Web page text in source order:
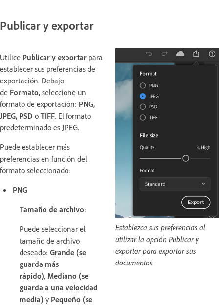
Publicar y exportar
Utilice Publicar y exportar para
establecer sus preferencias de
exportación. Debajo
de Formato, seleccione un
formato de exportación: PNG,
JPEG, PSD o TIFF. El formato
predeterminado es JPEG.
Puede establecer más
preferencias en función del
formato seleccionado:
PNG
Tamaño de archivo:
Puede seleccionar el
tamaño de archivo
deseado: Grande (se
guarda más
rápido), Mediano (se
guarda a una velocidad
media) y Pequeño (se
Establezca sus preferencias al
utilizar la opción Publicar y
exportar para exportar sus
documentos.